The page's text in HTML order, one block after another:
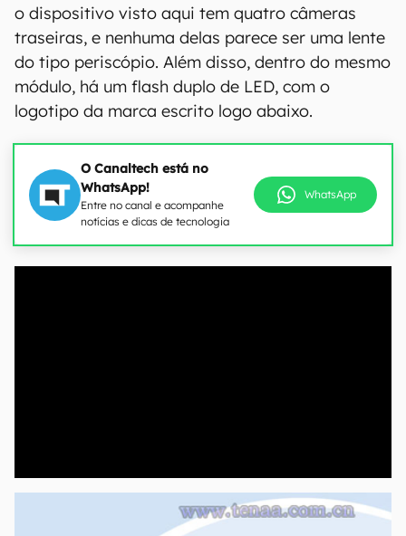
o dispositivo visto aqui tem quatro câmeras
traseiras, e nenhuma delas parece ser uma lente
do tipo periscópio. Além disso, dentro do mesmo
módulo, há um flash duplo de LED, com o
logotipo da marca escrito logo abaixo.
O Canaltech está no
WhatsApp!
Entre no canal e acompanhe
notícias e dicas de tecnologia
WhatsApp